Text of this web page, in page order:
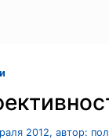
2012, автор: